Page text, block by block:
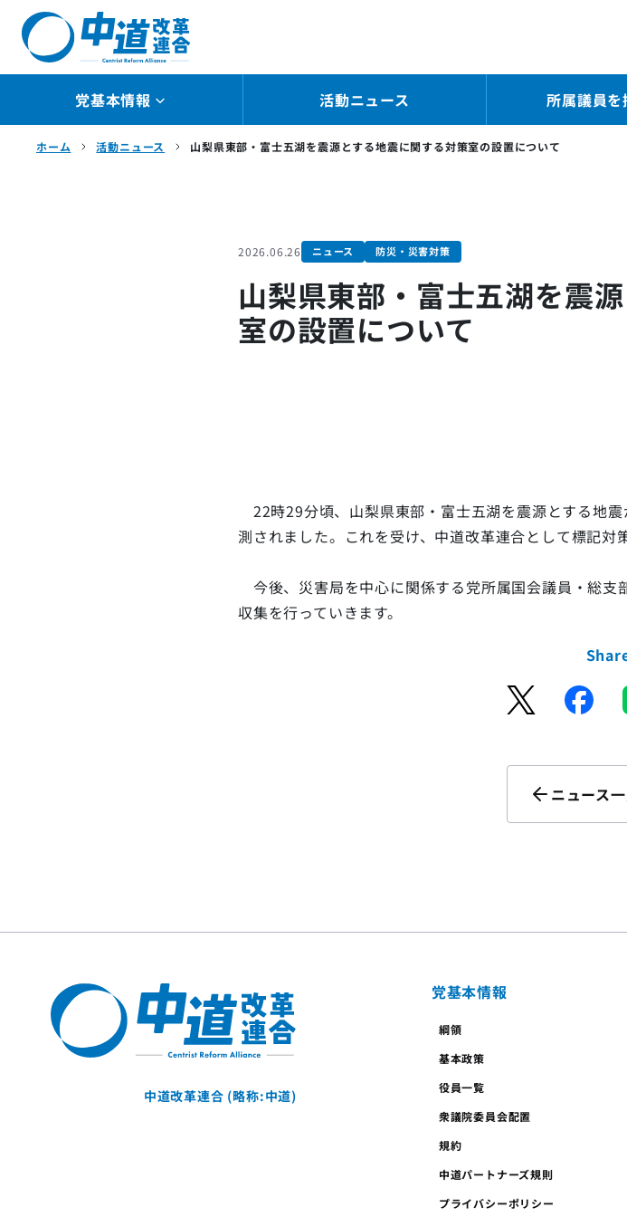
党基本情報 活動ニュース 所属議員を
ホーム 活動ニュース 山梨県東部・富士五湖を震源とする地震に関する対策室の設置について
山梨県東部・富士五湖を震
室の設置について
2026.06.26 ニュース 防災・災害対策
22時29分頃、山梨県東部・富士五湖を震源とする地
測されました。これを受け、中道改革連合として標記対
今後、災害局を中心に関係する党所属国会議員・総
収集を行っていきます。
ニュース
中道改革連合 (略称:中道)
党基本情報
綱領
基本政策
役員一覧
衆議院委員会配置
規約
中道パートナーズ規則
プライバシーポリシー